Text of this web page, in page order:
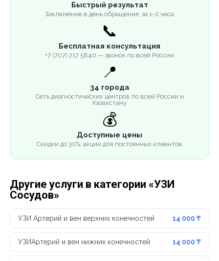
Быстрый результат
Заключение в день обращения, за 1–2 часа
📞
Бесплатная консультация
+7 (707) 217 5840 — звонок по всей России
📍
34 города
Сеть диагностических центров по всей России и
Казахстану
💰
Доступные цены
Скидки до 30%, акции для постоянных клиентов
Другие услуги в категории «УЗИ
Сосудов»
УЗИ Артерий и вен верхних конечностей 14 000 ₸
УЗИАртерий и вен нижних конечностей 14 000 ₸